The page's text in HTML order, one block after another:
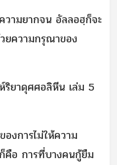
วามยากจน อัลลอฮฺก็จะ
ยความกรุณาของ
ริยาดุศศอลิหีน เล่ม 5
ารไม่ให้ความ
อ การที่บางคนกู้ยืม